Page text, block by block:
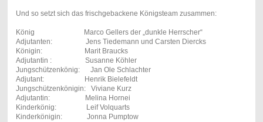
Und so setzt sich das frischgebackene Königsteam zusammen:
König Marco Gellers der „dunkle Herrscher“
Adjutanten: Jens Tiedemann und Carsten Diercks
Königin: Marit Braucks
Adjutantin : Susanne Köhler
Jungschützenkönig: Jan Ole Schlachter
Adjutant: Henrik Bielefeldt
Jungschützenkönigin: Viviane Kurz
Adjutantin: Melina Hornei
Kinderkönig: Leif Volquarts
Kinderkönigin: Jonna Pumptow